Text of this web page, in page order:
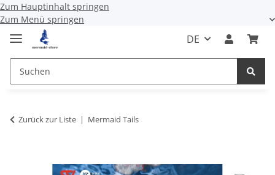
Zum Hauptinhalt springen
Zum Menü springen
DE
Zurück zur Liste Mermaid Tails